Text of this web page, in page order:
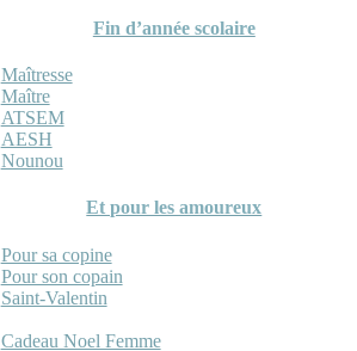
Fin d’année scolaire
Maîtresse
Maître
ATSEM
AESH
Nounou
Et pour les amoureux
Pour sa copine
Pour son copain
Saint-Valentin
Cadeau Noel Femme